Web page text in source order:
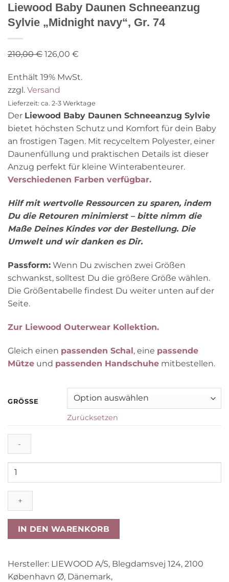
Liewood Baby Daunen Schneeanzug
Sylvie „Midnight navy“, Gr. 74
210,00€ Ursprünglicher
war:
210,00 €
126,00 €
ist:
Enthält 19% MwSt.
zzgl. Versand
Lieferzeit: ca. 2-3 Werktage
Der Liewood Baby Daunen Schneeanzug Sylvie
bietet höchsten Schutz und Komfort für dein Baby
an frostigen Tagen. Mit recyceltem Polyester, einer
Daunenfüllung und praktischen Details ist dieser
Anzug perfekt für kleine Winterabenteurer.
Verschiedenen Farben verfügbar.
Hilf mit wertvolle Ressourcen zu sparen, indem
Du die Retouren minimierst – bitte nimm die
Maße Deines Kindes vor der Bestellung. Die
Umwelt und wir danken es Dir.
Passform: Wenn Du zwischen zwei Größen
schwankst, solltest Du die größere Größe wählen.
Die Größentabelle findest Du weiter unten auf der
Seite.
Zur Liewood Outerwear Kollektion.
Gleich einen passenden Schal, eine passende
Mütze und passenden Handschuhe mitbestellen.
GRÖSSE
Zurücksetzen
Liewood
Daunen
Schneeanzug
„Midnight
navy“,
74
Menge
IN DEN WARENKORB
Hersteller: LIEWOOD A/S, Blegdamsvej 124, 2100
København Ø, Dänemark,